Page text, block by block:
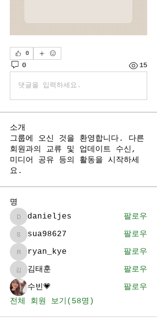
0
0 15
댓글을 입력하세요.
소개
그룹에 오신 것을 환영합니다. 다른
회원과의 교류 및 업데이트 수신,
미디어 공유 등의 활동을 시작하세
요.
명
danieljes
danieljes 팔로우
sua98627
sua98627 팔로우
ryan_kye
ryan_kye 팔로우
김태훈김태훈
팔로우
수빈💗
팔로우
전체 회원 보기(58명)